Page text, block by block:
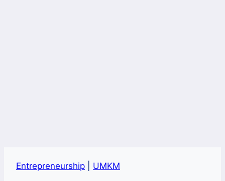
Entrepreneurship UMKM